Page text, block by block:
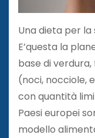
Una dieta per la
E’questa la
base di
(noci, nocciole,
con quantità
Paesi europei
modello